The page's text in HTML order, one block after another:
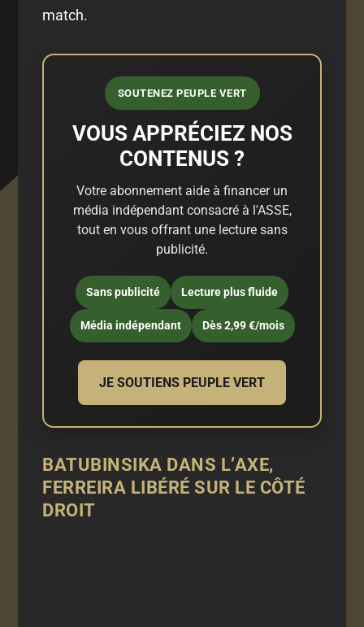
match.
SOUTENEZ PEUPLE VERT
VOUS APPRÉCIEZ NOS
CONTENUS ?
Votre abonnement aide à financer un
média indépendant consacré à l'ASSE,
tout en vous offrant une lecture sans
publicité.
Sans publicité Lecture plus fluide
Média indépendant Dès 2,99 €/mois
JE SOUTIENS PEUPLE VERT
BATUBINSIKA DANS L’AXE,
FERREIRA LIBÉRÉ SUR LE CÔTÉ
DROIT